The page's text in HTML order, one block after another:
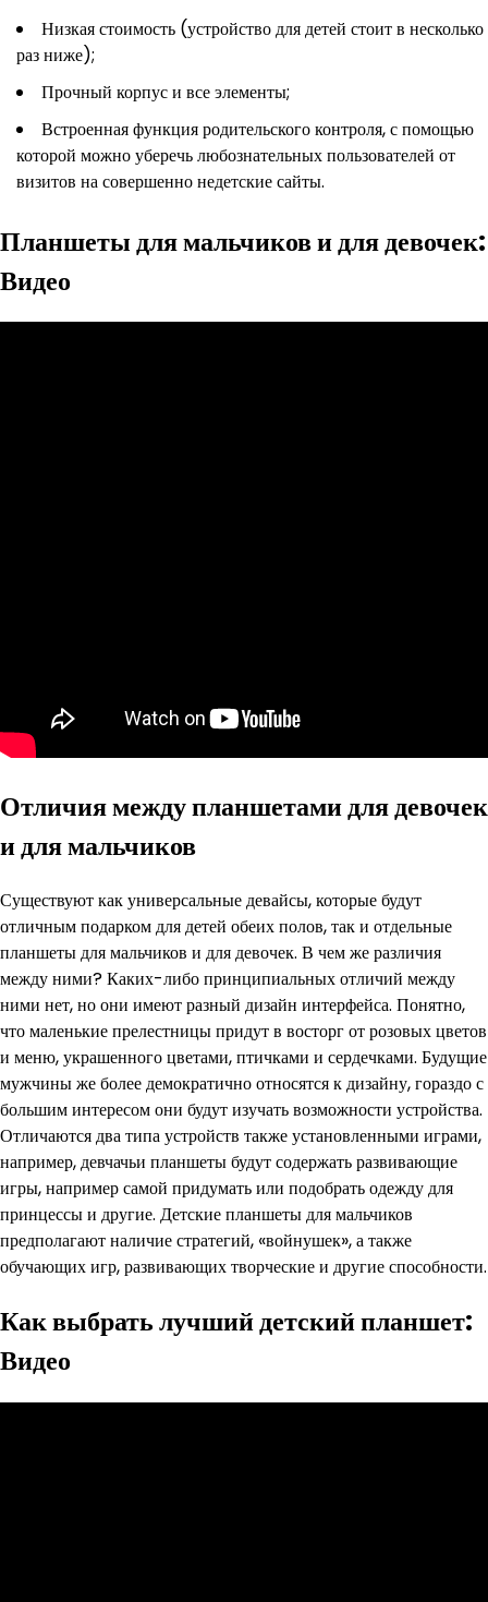
Низкая стоимость (устройство для детей стоит в несколько
раз ниже);
Прочный корпус и все элементы;
Встроенная функция родительского контроля, с помощью
которой можно уберечь любознательных пользователей от
визитов на совершенно недетские сайты.
Планшеты для мальчиков и для девочек:
Видео
Отличия между планшетами для девочек
и для мальчиков
Существуют как универсальные девайсы, которые будут
отличным подарком для детей обеих полов, так и отдельные
планшеты для мальчиков и для девочек. В чем же различия
между ними? Каких-либо принципиальных отличий между
ними нет, но они имеют разный дизайн интерфейса. Понятно,
что маленькие прелестницы придут в восторг от розовых цветов
и меню, украшенного цветами, птичками и сердечками. Будущие
мужчины же более демократично относятся к дизайну, гораздо с
большим интересом они будут изучать возможности устройства.
Отличаются два типа устройств также установленными играми,
например, девчачьи планшеты будут содержать развивающие
игры, например самой придумать или подобрать одежду для
принцессы и другие. Детские планшеты для мальчиков
предполагают наличие стратегий, «войнушек», а также
обучающих игр, развивающих творческие и другие способности.
Как выбрать лучший детский планшет:
Видео